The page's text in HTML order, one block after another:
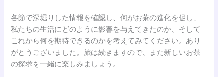
各節で深堀りした情報を確認し、何がお茶の進化を促し、
私たちの生活にどのように影響を与えてきたのか、そして
これから何を期待できるのかを考えてみてください。あり
がとうございました。旅は続きますので、また新しいお茶
の探求を一緒に楽しみましょう。